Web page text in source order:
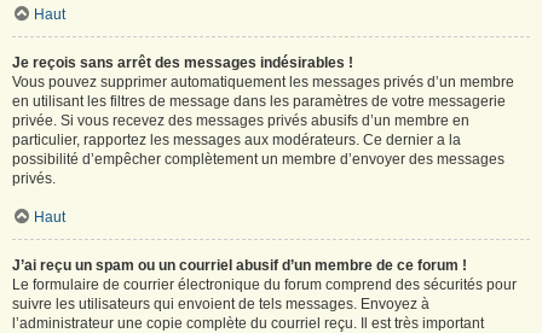
Haut
Je reçois sans arrêt des messages indésirables !
Vous pouvez supprimer automatiquement les messages privés d’un membre
en utilisant les filtres de message dans les paramètres de votre messagerie
privée. Si vous recevez des messages privés abusifs d’un membre en
particulier, rapportez les messages aux modérateurs. Ce dernier a la
possibilité d’empêcher complètement un membre d’envoyer des messages
privés.
Haut
J’ai reçu un spam ou un courriel abusif d’un membre de ce forum !
Le formulaire de courrier électronique du forum comprend des sécurités pour
suivre les utilisateurs qui envoient de tels messages. Envoyez à
l’administrateur une copie complète du courriel reçu. Il est très important